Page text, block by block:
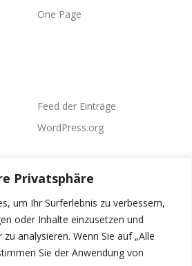
Privatsphäre
um Ihr Surferlebnis zu verbessern,
oder Inhalte einzusetzen und
analysieren. Wenn Sie auf „Alle
Sie der Anwendung von
One Page
Feed der Einträge
WordPress.org